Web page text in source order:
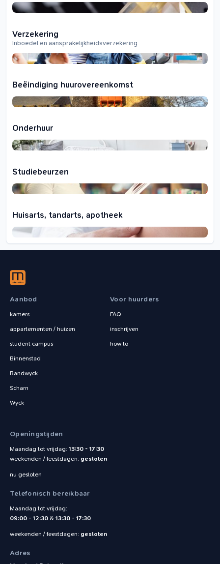
Verzekering
Inboedel en aansprakelijkheidsverzekering
Beëindiging huurovereenkomst
Onderhuur
Studiebeurzen
Huisarts, tandarts, apotheek
Aanbod
kamers
appartementen / huizen
student campus
Binnenstad
Randwyck
Scharn
Wyck
Voor huurders
FAQ
inschrijven
how to
Openingstijden
Maandag tot vrijdag: 13:30 - 17:30
weekenden / feestdagen: gesloten
nu gesloten
Telefonisch bereikbaar
Maandag tot vrijdag:
09:00 - 12:30 & 13:30 - 17:30
weekenden / feestdagen: gesloten
Adres